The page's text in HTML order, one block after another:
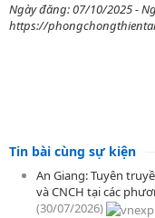
Ngày đăng: 07/10/2025 -
https://
Tin bài cùng sự kiện
An Giang: Tuyên
và CNCH tại các
(30/07/2026)